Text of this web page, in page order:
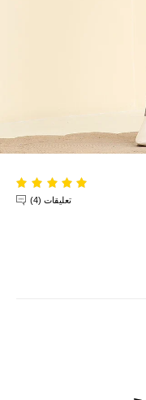
تعليقات (4)